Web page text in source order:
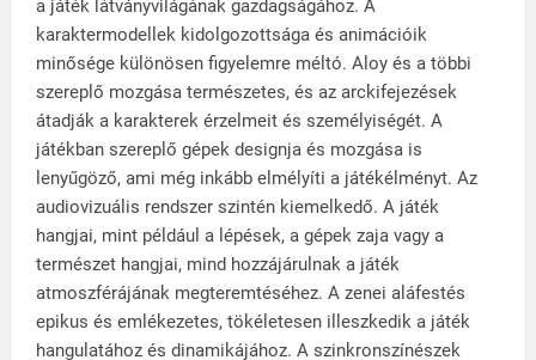
a játék látványvilágának gazdagságához. A
karaktermodellek kidolgozottsága és animációik
minősége különösen figyelemre méltó. Aloy és a többi
szereplő mozgása természetes, és az arckifejezések
átadják a karakterek érzelmeit és személyiségét. A
játékban szereplő gépek designja és mozgása is
lenyűgöző, ami még inkább elmélyíti a játékélményt. Az
audiovizuális rendszer szintén kiemelkedő. A játék
hangjai, mint például a lépések, a gépek zaja vagy a
természet hangjai, mind hozzájárulnak a játék
atmoszférájának megteremtéséhez. A zenei aláfestés
epikus és emlékezetes, tökéletesen illeszkedik a játék
hangulatához és dinamikájához. A szinkronszínészek